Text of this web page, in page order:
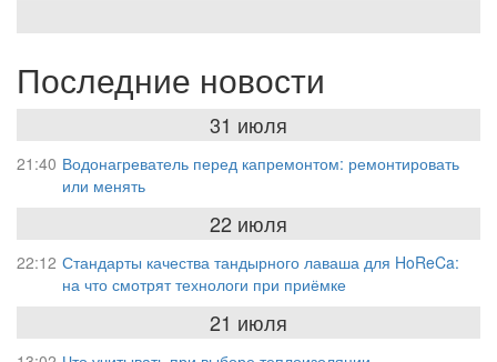
Последние новости
31 июля
21:40 Водонагреватель перед капремонтом: ремонтировать
или менять
22 июля
22:12 Стандарты качества тандырного лаваша для HoReCa:
на что смотрят технологи при приёмке
21 июля